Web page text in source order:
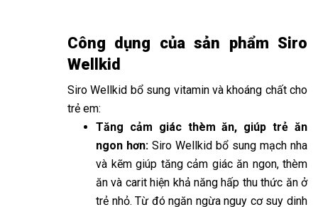
Công dụng của sản phẩm Siro
Wellkid
Siro Wellkid bổ sung vitamin và khoáng chất cho
trẻ em:
Tăng cảm giác thèm ăn, giúp trẻ ăn
ngon hơn: Siro Wellkid bổ sung mạch nha
và kẽm giúp tăng cảm giác ăn ngon, thèm
ăn và carit hiện khả năng hấp thu thức ăn ở
trẻ nhỏ. Từ đó ngăn ngừa nguy cơ suy dinh